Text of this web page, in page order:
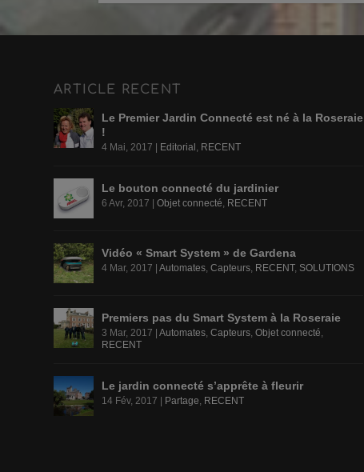
ARTICLE RECENT
Le Premier Jardin Connecté est né à la Roseraie
!
4 Mai, 2017 Editorial , RECENT
Le bouton connecté du jardinier
6 Avr, 2017 |Objet connecté, RECENT
Vidéo « Smart System » de Gardena
4 Mar, 2017 |Automates,Capteurs, RECENT, SOLUTIONS
Premiers pas du Smart System à la Roseraie
3 Mar, 2017 |Automates,Capteurs,Objet connecté,
RECENT
Le jardin connecté s’apprête à fleurir
14 Fév, 2017 Partage, RECENT